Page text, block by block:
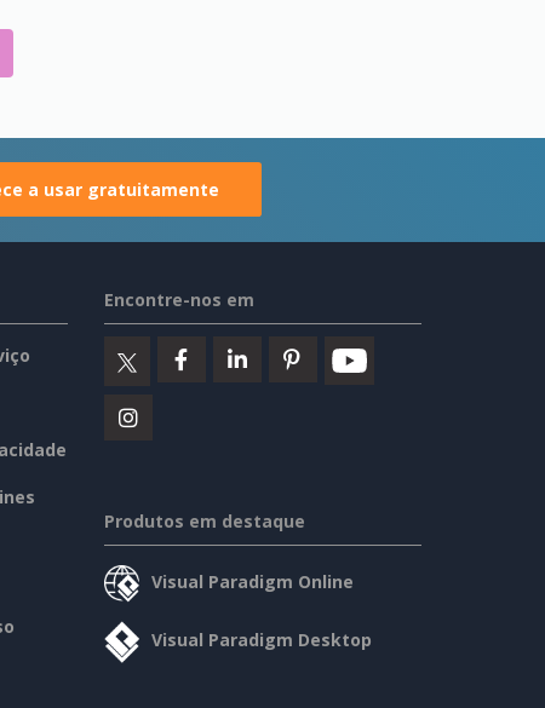
a usar gratuitamente
Encontre-nos em
Produtos em destaque
Visual Paradigm Online
Visual Paradigm Desktop